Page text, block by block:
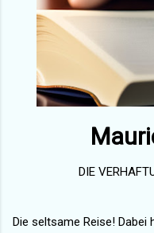
DIE
Die seltsame Reise!